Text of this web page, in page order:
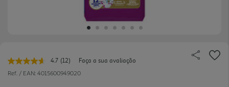
4.7 Leu
12
(12)
Faça a sua avaliação
Ref. / EAN: 4015600949020